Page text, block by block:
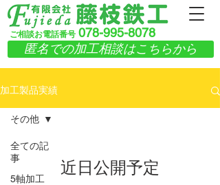
ご相談お電話番号 078-995-8078
匿名での加工相談はこちらから
加工製品実績
全ての記
事
5軸加工
その他
近日公開予定